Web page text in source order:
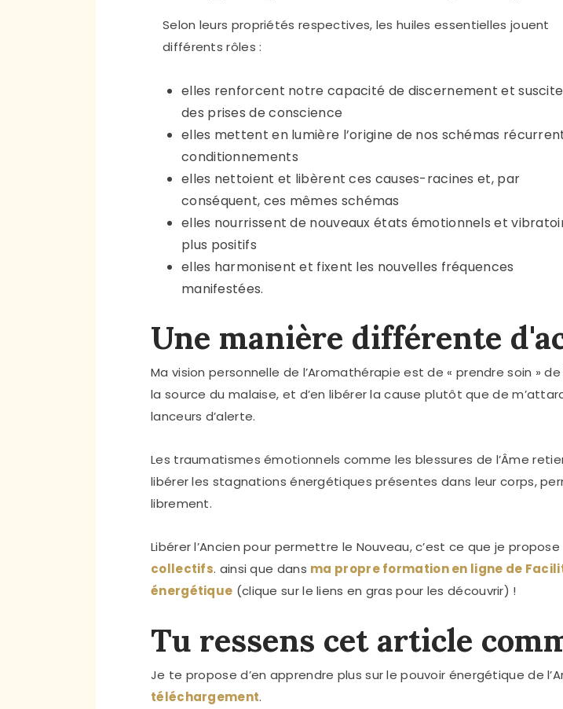
Selon leurs propriétés respectives, les huiles essentielles jouent
différents rôles :
elles renforcent notre capacité de discernement et
des prises de conscience
elles mettent en lumière l’origine de nos schémas
conditionnements
elles nettoient et libèrent ces causes-racines et, par
conséquent, ces mêmes schémas
elles nourrissent de nouveaux états émotionnels et
plus positifs
elles harmonisent et fixent les nouvelles fréquences
manifestées.
Une manière différente
Ma vision personnelle de l’Aromathérapie est de « prendre soin » de
la source du malaise, et d’en libérer la cause plutôt que de
lanceurs d’alerte.
Les traumatismes émotionnels comme les blessures de l’Âme
libérer les stagnations énergétiques présentes dans leur corps,
librement.
Libérer l’Ancien pour permettre le Nouveau, c’est ce que je propose
collectifs. ainsi que dans ma propre formation en ligne de
énergétique (clique sur le liens en gras pour les découvrir) !
Tu ressens cet article
Je te propose d’en apprendre plus sur le pouvoir énergétique de
téléchargement.